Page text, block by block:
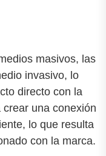
masivos, las
invasivo, lo
directo con la
una conexión
lo que resulta
con la marca.